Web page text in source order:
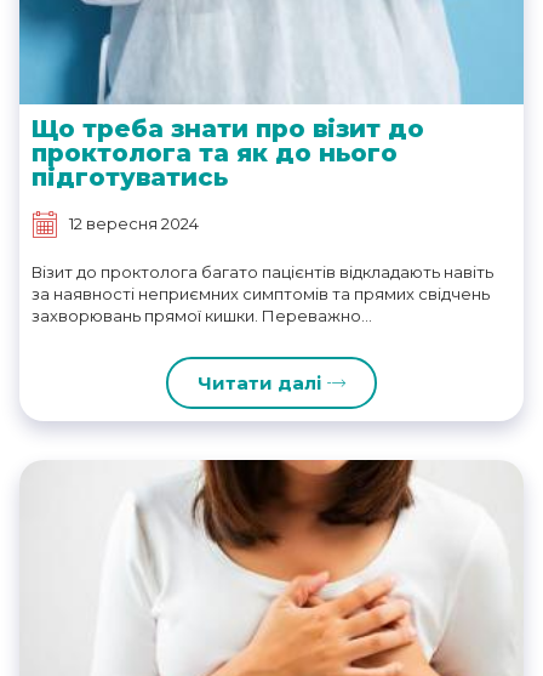
Що треба знати про візит до
проктолога та як до нього
підготуватись
12 вересня 2024
Візит до проктолога багато пацієнтів відкладають навіть
за наявності неприємних симптомів та прямих свідчень
захворювань прямої кишки. Переважно...
Читати далі